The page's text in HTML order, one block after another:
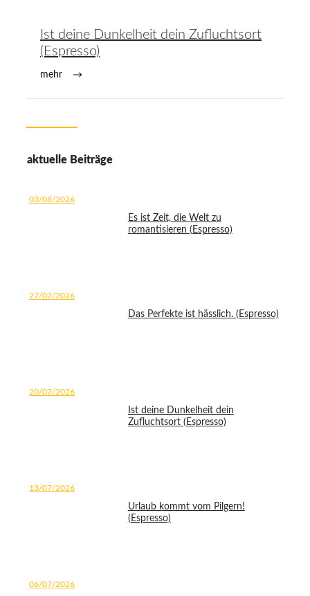
Ist deine Dunkelheit dein Zufluchtsort
(Espresso)
mehr
aktuelle Beiträge
03/08/2026
Es ist Zeit, die Welt zu
romantisieren (Espresso)
27/07/2026
Das Perfekte ist hässlich. (Espresso)
20/07/2026
Ist deine Dunkelheit dein
Zufluchtsort (Espresso)
13/07/2026
Urlaub kommt vom Pilgern!
(Espresso)
06/07/2026